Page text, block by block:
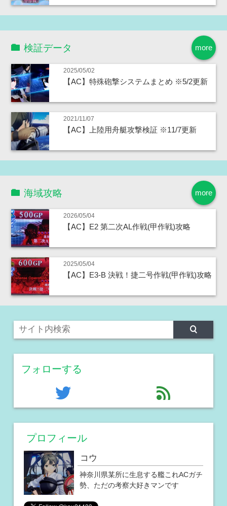
more
検証データ
2025/05/02
【AC】特殊砲撃システムまとめ ※5/2更新
2021/11/07
【AC】上陸用舟艇攻撃検証 ※11/7更新
more
海域攻略
2026/05/04
【AC】E2 第二次AL作戦(甲作戦)攻略
2025/05/04
【AC】E3-B 決戦！捷二号作戦(甲作戦)攻略
フォローする
twitter feed
プロフィール
コウ
神奈川県某所に生息する艦これACガチ
勢、ただの考察大好きマンです